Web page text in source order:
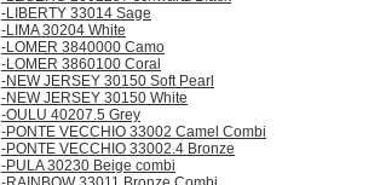
-LIBERTY 33014 Sage
-LIMA 30204 White
-LOMER 3840000 Camo
-LOMER 3860100 Coral
-NEW JERSEY 30150 Soft Pearl
-NEW JERSEY 30150 White
-OULU 40207.5 Grey
-PONTE VECCHIO 33002 Camel Combi
-PONTE VECCHIO 33002.4 Bronze
-PULA 30230 Beige combi